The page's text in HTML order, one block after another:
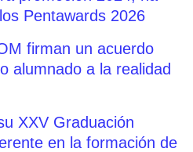
Pentawards 2026
firman un acuerdo
alumnado a la realidad
XXV Graduación
en la formación de